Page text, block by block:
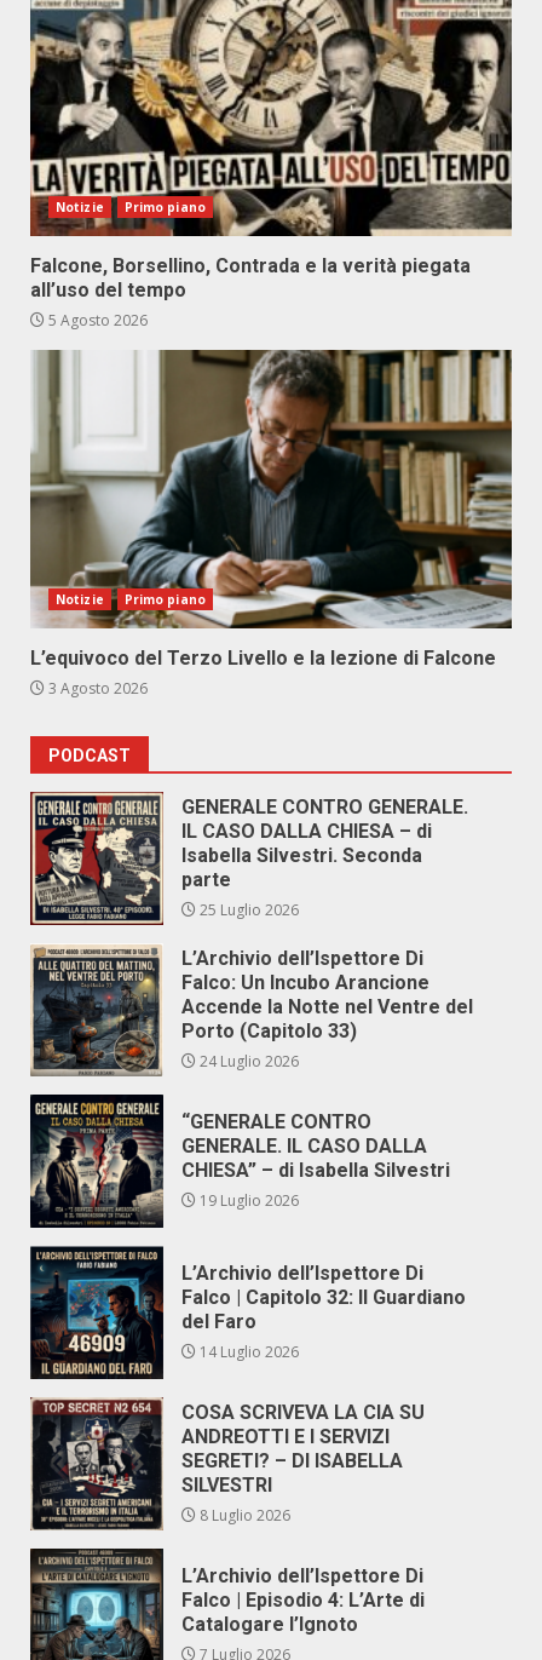
Notizie Primo piano
Falcone, Borsellino, Contrada e la verità piegata
all’uso del tempo
5 Agosto 2026
Notizie Primo piano
L’equivoco del Terzo Livello e la lezione di Falcone
3 Agosto 2026
PODCAST
GENERALE CONTRO GENERALE.
IL CASO DALLA CHIESA – di
Isabella Silvestri. Seconda
parte
25 Luglio 2026
L’Archivio dell’Ispettore Di
Falco: Un Incubo Arancione
Accende la Notte nel Ventre del
Porto (Capitolo 33)
24 Luglio 2026
“GENERALE CONTRO
GENERALE. IL CASO DALLA
CHIESA” – di Isabella Silvestri
19 Luglio 2026
L’Archivio dell’Ispettore Di
Falco | Capitolo 32: Il Guardiano
del Faro
14 Luglio 2026
COSA SCRIVEVA LA CIA SU
ANDREOTTI E I SERVIZI
SEGRETI? – DI ISABELLA
SILVESTRI
8 Luglio 2026
L’Archivio dell’Ispettore Di
Falco | Episodio 4: L’Arte di
Catalogare l’Ignoto
7 Luglio 2026